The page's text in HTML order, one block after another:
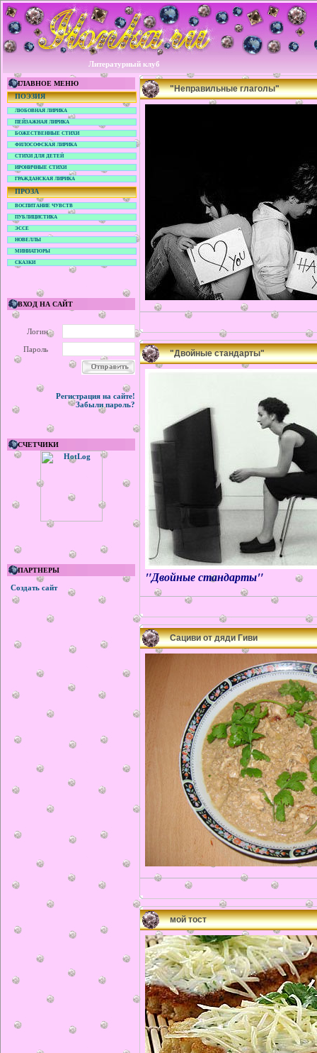
Литературный клуб
ГЛАВНОЕ МЕНЮ
ПОЭЗИЯ
ЛЮБОВНАЯ ЛИРИКА
ПЕЙЗАЖНАЯ ЛИРИКА
БОЖЕСТВЕННЫЕ СТИХИ
ФИЛОСОФСКАЯ ЛИРИКА
СТИХИ ДЛЯ ДЕТЕЙ
ИРОНИЧНЫЕ СТИХИ
ГРАЖДАНСКАЯ ЛИРИКА
ПРОЗА
ВОСПИТАНИЕ ЧУВСТВ
ПУБЛИЦИСТИКА
ЭССЕ
НОВЕЛЛЫ
МИНИАТЮРЫ
СКАЗКИ
ВХОД НА САЙТ
Логин
Пароль
Регистрация на сайте!
Забыли пароль?
СЧЕТЧИКИ
ПАРТНЕРЫ
Создать сайт
"Неправильные глаголы"
"Двойные стандарты"
"Двойные стандарты"
Сациви от дяди Гиви
мой тост